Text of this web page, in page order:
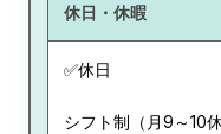
休日・休暇
✅休日
シフト制（月9～10